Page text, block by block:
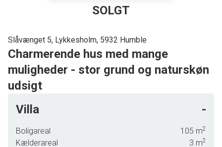
SOLGT
Slåvænget 5, Lykkesholm, 5932 Humble
Charmerende hus med mange
muligheder - stor grund og naturskøn
udsigt
der nu udbydes til salg. Her er tale om et tidstypisk husmandssted fra 1928,
hvis to længer udgøres af en hyggelig bolig på 105 kvadratmeter samt en
stald, der er forberedt til etablering af værksted og garage. Selve boligen
Villa -
Boligareal 105 m2
Kælderareal 3 m2